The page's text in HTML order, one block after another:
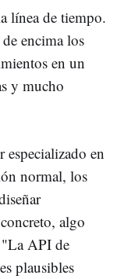
línea de tiempo.
encima los
en un
y mucho
en
normal, los
algo
"La API de
plausibles